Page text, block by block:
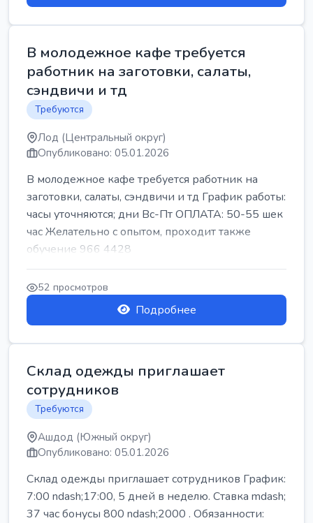
В молодежное кафе требуется
работник на заготовки, салаты,
сэндвичи и тд
Требуются
Лод (Центральный округ)
Опубликовано: 05.01.2026
В молодежное кафе требуется работник на
заготовки, салаты, сэндвичи и тд График работы:
часы уточняются; дни Вс-Пт ОПЛАТА: 50-55 шек
час Желательно с опытом, проходит также
обучение 966 4428
52 просмотров
Подробнее
Склад одежды приглашает
сотрудников
Требуются
Ашдод (Южный округ)
Опубликовано: 05.01.2026
Склад одежды приглашает сотрудников График:
7:00 ndash;17:00, 5 дней в неделю. Ставка mdash;
37 час бонусы 800 ndash;2000 . Обязанности: